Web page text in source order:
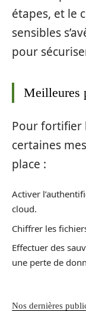
étapes, et le
sensibles
pour
Meilleures
Pour fortifier
certaines
place :
Activer
cloud.
Chiffrer les
Effectuer des
une perte de
Nos dernières